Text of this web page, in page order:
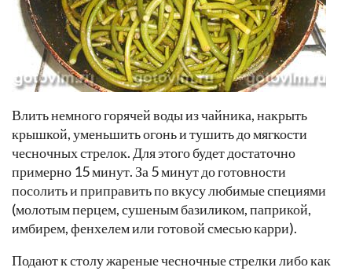
Влить немного горячей воды из чайника, накрыть
крышкой, уменьшить огонь и тушить до мягкости
чесночных стрелок. Для этого будет достаточно
примерно 15 минут. За 5 минут до готовности
посолить и приправить по вкусу любимые специями
(молотым перцем, сушеным базиликом, паприкой,
имбирем, фенхелем или готовой смесью карри).
Подают к столу жареные чесночные стрелки либо как